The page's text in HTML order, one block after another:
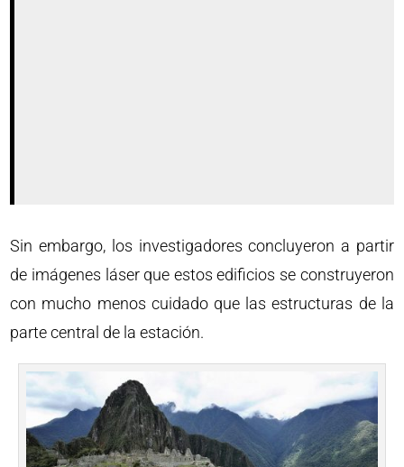
Sin embargo, los investigadores concluyeron a partir
de imágenes láser que estos edificios se construyeron
con mucho menos cuidado que las estructuras de la
parte central de la estación.